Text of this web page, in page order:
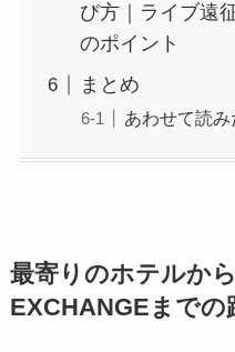
び方｜ライブ遠
のポイント
まとめ
あわせて読
最寄りのホテルか
EXCHANGEまでの